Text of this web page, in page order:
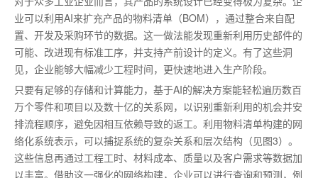
业可以利用AI来扩充产品的物料清单（BOM），通过整合来自配
置、开发及采购环节的数据。这一做法能发现重新利用历史部件的
可能、改进现有标准工序，并支持产前设计的定义。有了这些洞
见，企业能够大幅减少工程时间，更快速地进入生产阶段。
只要有足够的存储和计算能力，基于AI的解决方案能轻松遍历数百
万个零件和项目以及数十亿的关系网，以识别重新利用的机会并安
排流程顺序，避免因相互依赖导致的返工。利用物料清单构建的网
络化系统表示，可以捕捉系统的复杂关系和层次结构（见图3）。
这些信息再通过工程工时、材料成本、质量以及客户需求等数据加
以丰富。借助这一强化的网络构建，企业可以进行查询和预测，例